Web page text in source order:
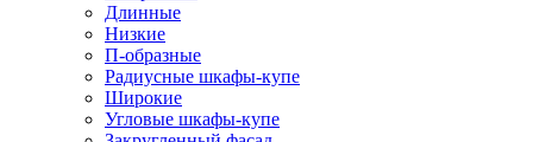
Длинные
Низкие
П-образные
Радиусные шкафы-купе
Широкие
Угловые шкафы-купе